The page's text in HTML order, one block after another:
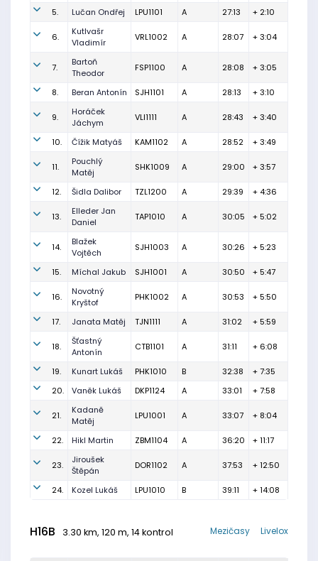
5. Lučan Ondřej LPU1101 A 27:13 + 2:10
6.
Kutlvašr
Vladimír
VRL1002 A 28:07 + 3:04
7.
Bartoň
Theodor
FSP1100 A 28:08 + 3:05
8. Beran Antonín SJH1101 A 28:13 + 3:10
9.
Horáček
Jáchym
VLI1111 A 28:43 + 3:40
10. Čížik Matyáš KAM1102 A 28:52 + 3:49
11.
Pouchlý
Matěj
SHK1009 A 29:00 + 3:57
12. Šidla Dalibor TZL1200 A 29:39 + 4:36
13.
Elleder Jan
Daniel
TAP1010 A 30:05 + 5:02
14.
Blažek
Vojtěch
SJH1003 A 30:26 + 5:23
15. Míchal Jakub SJH1001 A 30:50 + 5:47
16.
Novotný
Kryštof
PHK1002 A 30:53 + 5:50
17. Janata Matěj TJN1111 A 31:02 + 5:59
18.
Šťastný
Antonín
CTB1101 A 31:11 + 6:08
19. Kunart Lukáš PHK1010 B 32:38
+ 7:35
20.
Vaněk Lukáš DKP1124 A 33:01 + 7:58
21.
Kadaně
Matěj
LPU1001 A 33:07 + 8:04
22. Hikl Martin ZBM1104 A 36:20 + 11:17
23.
Jiroušek
Štěpán
DOR1102 A 37:53 + 12:50
24. Kozel Lukáš LPU1010 B 39:11 + 14:08
H16B 3.30 km, 120 m, 14 kontrol Livelox
Mezičasy